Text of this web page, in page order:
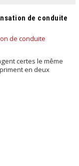
certes le même
en deux